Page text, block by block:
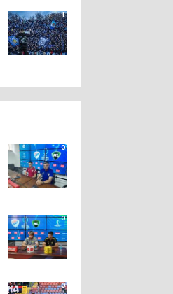
1
0
0
0